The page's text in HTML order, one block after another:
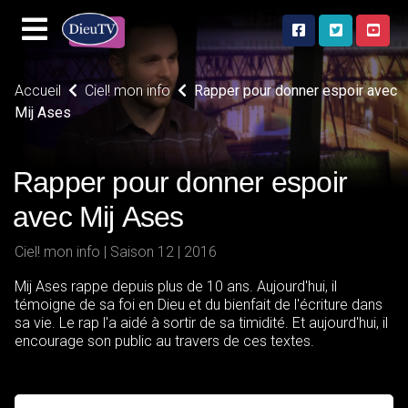
Accueil Ciel! mon info
Rapper pour donner espoir avec
Mij Ases
Rapper pour donner espoir
avec Mij Ases
Ciel! mon info | Saison 12 | 2016
Mij Ases rappe depuis plus de 10 ans. Aujourd'hui, il
témoigne de sa foi en Dieu et du bienfait de l'écriture dans
sa vie. Le rap l'a aidé à sortir de sa timidité. Et aujourd'hui, il
encourage son public au travers de ces textes.